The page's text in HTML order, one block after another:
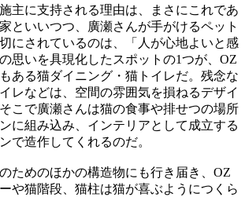
主に支持される理由は、まさにこれであ
といいつつ、廣瀬さんが手がけるペット
にされているのは、「人が心地よいと感
思いを具現化したスポットの1つが、OZ
ある猫ダイニング・猫トイレだ。残念な
レなどは、空間の雰囲気を損ねるデザイ
こで廣瀬さんは猫の食事や排せつの場所
に組み込み、インテリアとして成立する
で造作してくれるのだ。
ためのほかの構造物にも行き届き、OZ
や猫階段、猫柱は猫が喜ぶようにつくら